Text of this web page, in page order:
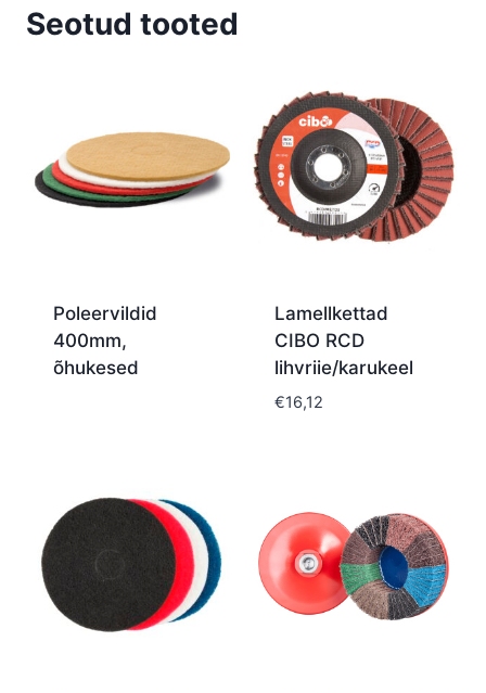
Seotud tooted
Poleervildid
400mm,
õhukesed
Lamellkettad
CIBO RCD
lihvriie/karukeel
€16,12